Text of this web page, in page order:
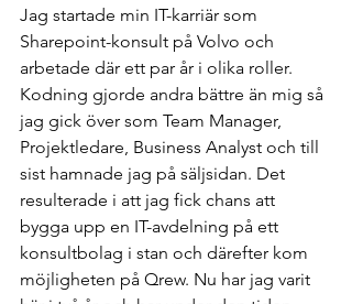
Jag startade min IT-karriär som
Sharepoint-konsult på Volvo och
arbetade där ett par år i olika roller.
Kodning gjorde andra bättre än mig så
jag gick över som Team Manager,
Projektledare, Business Analyst och till
sist hamnade jag på säljsidan. Det
resulterade i att jag fick chans att
bygga upp en IT-avdelning på ett
konsultbolag i stan och därefter kom
möjligheten på Qrew. Nu har jag varit